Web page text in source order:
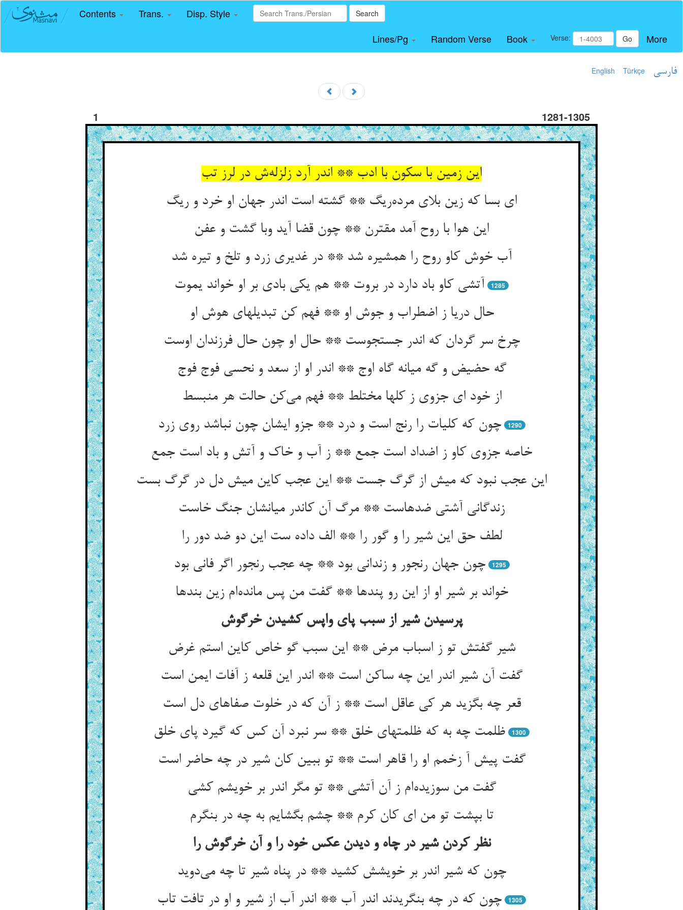
Contents Trans. Disp. Style Search
Lines/Pg Random Verse Book Verse: Go More
English Türkçe فارسی
1 1281-1305
آب خوش کاو روح را همشیره شد ** در غدیری زرد و تلخ و تیره شد
1285
حال دریا ز اضطراب و جوش او ** فهم کن تبدیلهای هوش او
چرخ سر گردان که اندر جستجوست ** حال او چون حال فرزندان اوست‌‌
گه حضیض و گه میانه گاه اوج ** اندر او از سعد و نحسی فوج فوج‌‌
از خود ای جزوی ز کلها مختلط ** فهم می‌‌کن حالت هر منبسط
چون که کلیات را رنج است و درد ** جزو ایشان چون نباشد روی زرد
1290
لطف حق این شیر را و گور را ** الف داده ست این دو ضد دور را
چون جهان رنجور و زندانی بود ** چه عجب رنجور اگر فانی بود
1295
خواند بر شیر او از این رو پندها ** گفت من پس مانده‌‌ام زین بندها
شیر گفتش تو ز اسباب مرض ** این سبب گو خاص کاین استم غرض‌‌
قعر چه بگزید هر کی عاقل است ** ز آن که در خلوت صفاهای دل است‌‌
1300
گفت پیش آ زخمم او را قاهر است ** تو ببین کان شیر در چه حاضر است‌‌
گفت من سوزیده‌‌ام ز آن آتشی ** تو مگر اندر بر خویشم کشی‌‌
نظر کردن شیر در چاه و دیدن عکس خود را و آن خرگوش را
چون که شیر اندر بر خویشش کشید ** در پناه شیر تا چه می‌‌دوید
1305